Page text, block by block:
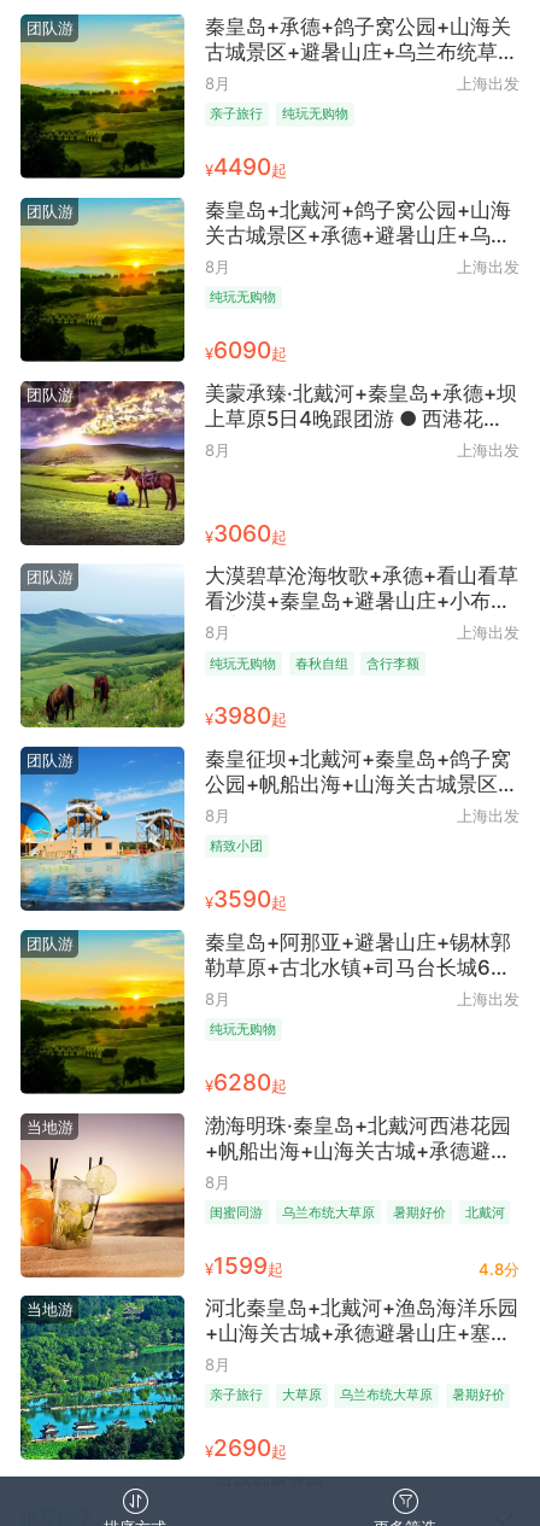
团队游
秦皇岛+承德+鸽子窝公园+山海关
古城景区+避暑山庄+乌兰布统草原
+锡林郭勒6日5晚跟团游 ● 无购物
·高铁往返 2晚5钻+1晚4钻+2晚特
色住宿 萌娃探探探
8月 上海出发
亲子旅行 纯玩无购物
¥4490起
团队游
秦皇岛+北戴河+鸽子窝公园+山海
关古城景区+承德+避暑山庄+乌兰
布统草原+私家牧场6日5晚跟团游
● 纯玩·1晚5钻+4晚4钻酒店 9人以
上安排1+1陆地头等舱 12人左右团
8月 上海出发
纯玩无购物
¥6090起
团队游
美蒙承臻·北戴河+秦皇岛+承德+坝
上草原5日4晚跟团游 ● 西港花园
+帆船出海+山海关+承德避暑山庄
全羊+高铁往返
8月 上海出发
¥3060起
团队游
大漠碧草沧海牧歌+承德+看山看草
看沙漠+秦皇岛+避暑山庄+小布达
拉宫+布日敦沙漠+木兰围场+乌兰
布统草原+篝火晚会+草原那达慕
+老龙头+山海关古城景区+南戴河
仙螺岛+帆船出海+西港花园6日5
晚跟团游 ● 承德飞机进秦皇岛高铁
出+10顿正餐全含+全程携程网评4
钻酒店+20人左右精致团+春秋自
组+纯玩无购物
8月 上海出发
纯玩无购物 春秋自组 含行李额
¥3980起
团队游
秦皇征坝+北戴河+秦皇岛+鸽子窝
公园+帆船出海+山海关古城景区
+避暑山庄+赤峰+翁牛特旗布日敦
沙漠+乌兰布统草原+草原星空篝火
派对+雍乾皇家狩猎场6日5晚跟团
游 ● 28人精品小团+五大特色餐含
烤全羊+高铁往返
8月 上海出发
精致小团
¥3590起
团队游
秦皇岛+阿那亚+避暑山庄+锡林郭
勒草原+古北水镇+司马台长城6日
5晚跟团游 ● 高铁往返 安排2+1旅
游车 4晚5钻+1晚4钻酒店或特色蒙
古包 体验越野车+真雪雪洞
8月 上海出发
纯玩无购物
¥6280起
当地游
渤海明珠·秦皇岛+北戴河西港花园
+帆船出海+山海关古城+承德避暑
山庄+木兰围场+青野云栖度假村5
日4晚跟团游 | 草原·日落·帆船·海滩
·凉都夏韵 ● 无自费·一价全含0自
费+1晚网评四钻酒店+1晚近海酒店
+2晚网评三钻酒店+体验草原越野
车穿越+观大型马术实景演出
8月
闺蜜同游 乌兰布统大草原 暑期好价 北戴河
¥1599起 4.8分
当地游
河北秦皇岛+北戴河+渔岛海洋乐园
+山海关古城+承德避暑山庄+塞罕
坝森林公园+乌兰布统草原+野奢牧
场+北京6日5晚跟团游 | 水上乐园·
避暑亲子游 ● 深度体验·高性价比
28人团+1晚网评5钻酒店+1晚网评
4钻酒店+2晚近海酒店+1晚蒙古包
+体验草原越野车+牧场小课堂
8月
亲子旅行 大草原 乌兰布统大草原
暑期好价
¥2690起